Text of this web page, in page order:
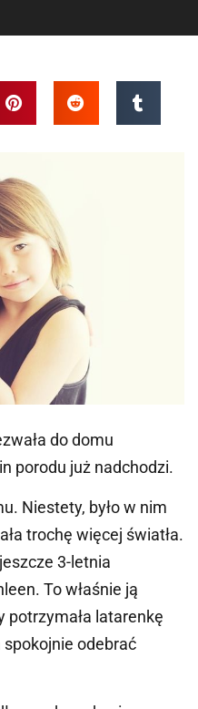
do domu
porodu już nadchodzi.
Niestety, było w nim
trochę więcej światła.
3-letnia
To właśnie ją
potrzymała latarenkę
spokojnie odebrać